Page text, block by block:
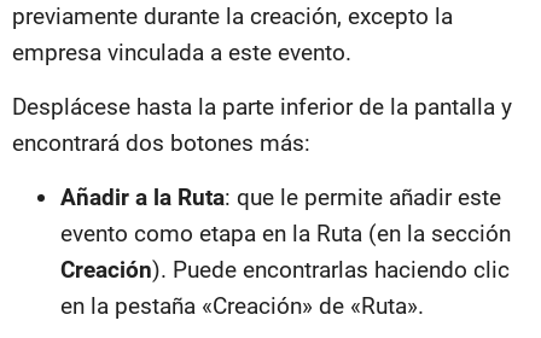
previamente durante la creación, excepto la
empresa vinculada a este evento.
Desplácese hasta la parte inferior de la pantalla y
encontrará dos botones más:
Añadir a la Ruta: que le permite añadir este
evento como etapa en la Ruta (en la sección
Creación). Puede encontrarlas haciendo clic
en la pestaña «Creación» de «Ruta».